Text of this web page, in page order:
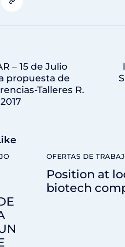
– 15 de Julio
propuesta de
Talleres R.
OFERTAS DE
Position at
biotech